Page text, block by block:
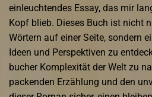
einleuchtendes Essay, das mir
Kopf blieb. Dieses Buch ist nicht
Wörtern auf einer Seite, sondern
Ideen und Perspektiven zu
bucher Komplexität der Welt zu
packenden Erzählung und den